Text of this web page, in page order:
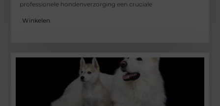
professionele hondenverzorging een cruciale
Winkelen